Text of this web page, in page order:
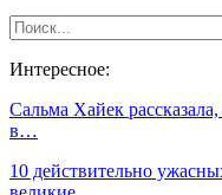
Интересное:
Сальма Хайек
в…
10 действительно